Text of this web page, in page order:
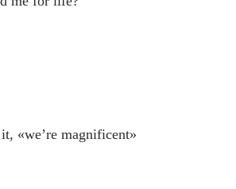
«we’re magnificent»